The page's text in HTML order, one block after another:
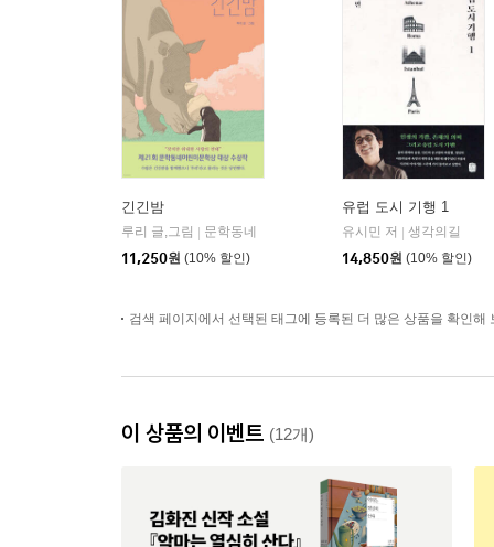
긴긴밤
루리 글,그림
문학동네
11,250원 (10% 할인)
유럽 도시 기행 1
유시민 저
생각의길
14,850원 (10% 할인)
검색 페이지에서 선택된 태그에 등록된 더 많은 상품을 확인해
이 상품의 이벤트 (12개)